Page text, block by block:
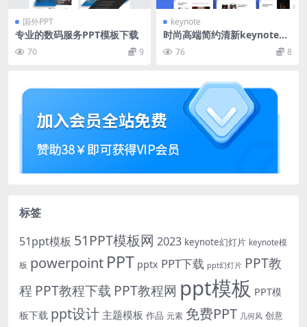
国外PPT
专业的数码服务PPT模板下载
70 9
keynote
时尚高端简约清新keynote幻
灯片演示模板（key）
76 8
标签
51ppt模板 51PPT模板网 2023 keynote幻灯片 keynote模
板 powerpoint PPT pptx PPT下载 ppt幻灯片 PPT教
程 PPT教程下载 PPT教程网 ppt模板 PPT模
板下载 ppt设计 主题模板 作品 元素 免费PPT 几何风 创意